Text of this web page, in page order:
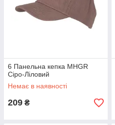
6 Панельна кепка MHGR
Сіро-Ліловий
Немає в наявності
209 ₴